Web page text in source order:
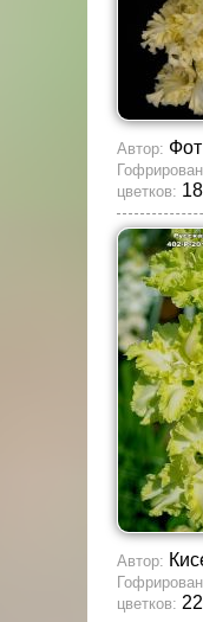
Автор:
цветков:
Автор:
цветков: